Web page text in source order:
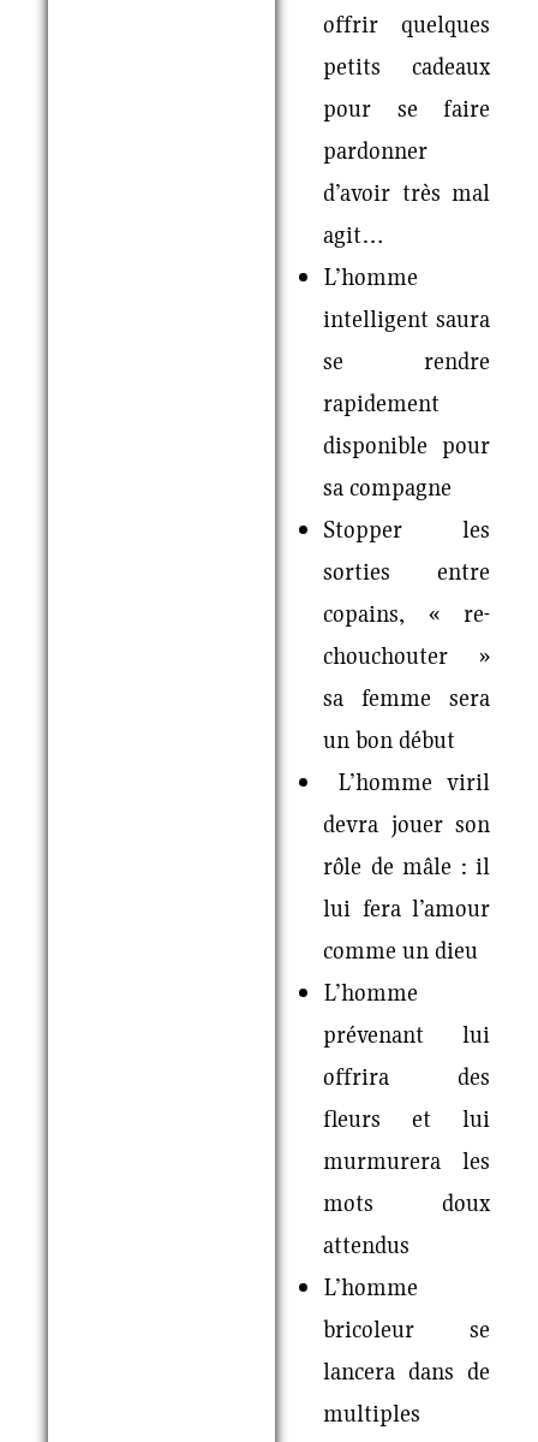
offrir quelques
petits cadeaux
pour se faire
pardonner
d’avoir très mal
agit…
L’homme
intelligent saura
se rendre
rapidement
disponible pour
sa compagne
Stopper les
sorties entre
copains, « re-
chouchouter »
sa femme sera
un bon début
L’homme viril
devra jouer son
rôle de mâle : il
lui fera l’amour
comme un dieu
L’homme
prévenant lui
offrira des
fleurs et lui
murmurera les
mots doux
attendus
L’homme
bricoleur se
lancera dans de
multiples